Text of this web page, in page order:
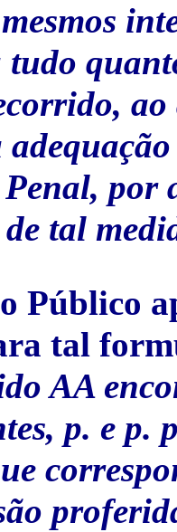
Penal, por
de tal
Público
tal
AA
p. e p.